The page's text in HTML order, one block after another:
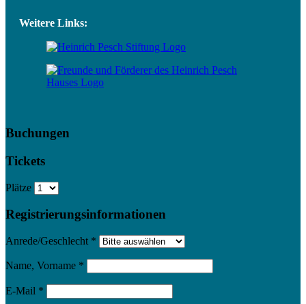
Weitere Links:
Buchungen
Tickets
Plätze
Registrierungsinformationen
Anrede/Geschlecht *
Name, Vorname *
E-Mail *